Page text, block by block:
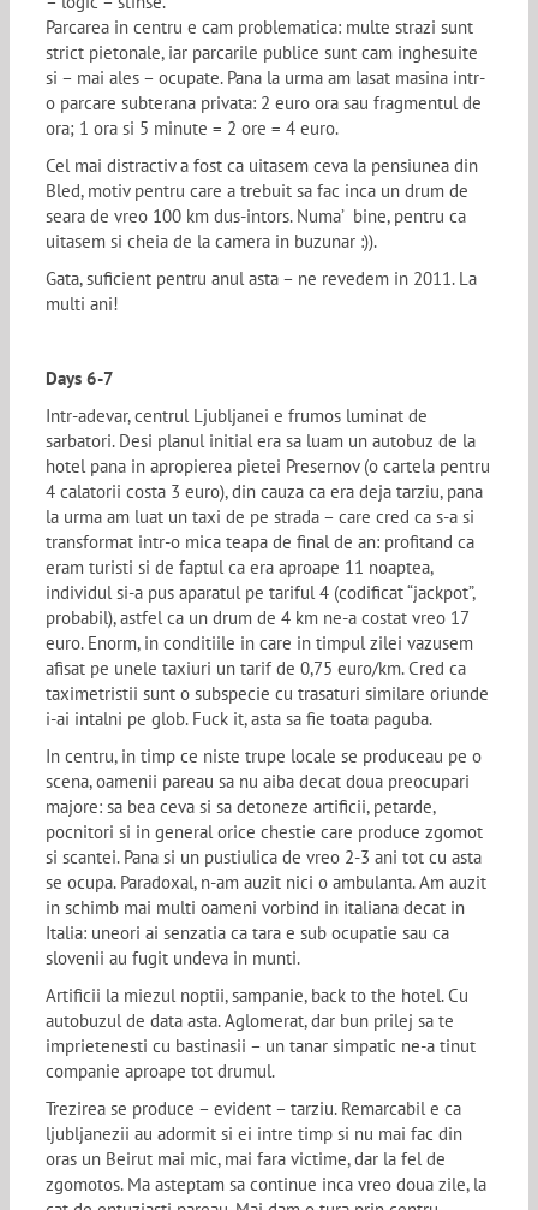
Parcarea in centru e cam problematica: multe strazi sunt
strict pietonale, iar parcarile publice sunt cam inghesuite
si – mai ales – ocupate. Pana la urma am lasat masina intr-
o parcare subterana privata: 2 euro ora sau fragmentul de
ora; 1 ora si 5 minute = 2 ore = 4 euro.
Cel mai distractiv a fost ca uitasem ceva la pensiunea din
Bled, motiv pentru care a trebuit sa fac inca un drum de
seara de vreo 100 km dus-intors. Numa’ bine, pentru ca
uitasem si cheia de la camera in buzunar :)).
Gata, suficient pentru anul asta – ne revedem in 2011. La
multi ani!
Days 6-7
Intr-adevar, centrul Ljubljanei e frumos luminat de
sarbatori. Desi planul initial era sa luam un autobuz de la
hotel pana in apropierea pietei Presernov (o cartela pentru
4 calatorii costa 3 euro), din cauza ca era deja tarziu, pana
la urma am luat un taxi de pe strada – care cred ca s-a si
transformat intr-o mica teapa de final de an: profitand ca
eram turisti si de faptul ca era aproape 11 noaptea,
individul si-a pus aparatul pe tariful 4 (codificat “jackpot”,
probabil), astfel ca un drum de 4 km ne-a costat vreo 17
euro. Enorm, in conditiile in care in timpul zilei vazusem
afisat pe unele taxiuri un tarif de 0,75 euro/km. Cred ca
taximetristii sunt o subspecie cu trasaturi similare oriunde
i-ai intalni pe glob. Fuck it, asta sa fie toata paguba.
In centru, in timp ce niste trupe locale se produceau pe o
scena, oamenii pareau sa nu aiba decat doua preocupari
majore: sa bea ceva si sa detoneze artificii, petarde,
pocnitori si in general orice chestie care produce zgomot
si scantei. Pana si un pustiulica de vreo 2-3 ani tot cu asta
se ocupa. Paradoxal, n-am auzit nici o ambulanta. Am auzit
in schimb mai multi oameni vorbind in italiana decat in
Italia: uneori ai senzatia ca tara e sub ocupatie sau ca
slovenii au fugit undeva in munti.
Artificii la miezul noptii, sampanie, back to the hotel. Cu
autobuzul de data asta. Aglomerat, dar bun prilej sa te
imprietenesti cu bastinasii – un tanar simpatic ne-a tinut
companie aproape tot drumul.
Trezirea se produce – evident – tarziu. Remarcabil e ca
ljubljanezii au adormit si ei intre timp si nu mai fac din
oras un Beirut mai mic, mai fara victime, dar la fel de
zgomotos. Ma asteptam sa continue inca vreo doua zile, la